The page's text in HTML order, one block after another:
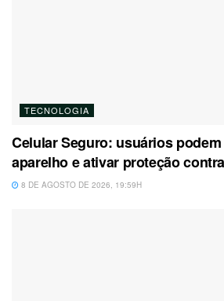
TECNOLOGIA
Celular Seguro: usuários
aparelho e ativar proteção
8 DE AGOSTO DE 2026, 19:59H